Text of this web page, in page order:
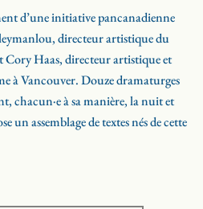
rêves et d’explorations nocturnes,
fiction et de lucidité, de tout ce
monde autour de nous s’endort.
d’une initiative pancanadienne
directeur artistique du
Haas, directeur artistique et
à Vancouver. Douze dramaturges
chacun·e à sa manière, la nuit et
un assemblage de textes nés de cette